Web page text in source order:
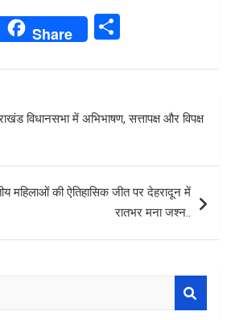
Share
ar
विधानसभा में अभिभाषण, सत्तापक्ष और विपक्ष
महिलाओं की ऐतिहासिक जीत पर देहरादून में
रातभर मना जश्न..